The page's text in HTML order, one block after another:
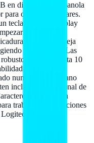
en distribucion espanola
para oficinas y hogares.
teclado plug-and-play
a usar
el teclado deja
tu inversion. Las
soportan hasta 10
notable.
numerico de tamano
inclinacion adicional de
impresos en
trabajar en condiciones
de 3 anos.